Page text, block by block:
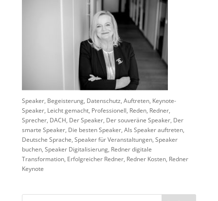
Speaker, Begeisterung, Datenschutz, Auftreten, Keynote-
Speaker, Leicht gemacht, Professionell, Reden, Redner,
Sprecher, DACH, Der Speaker, Der souveräne Speaker, Der
smarte Speaker, Die besten Speaker, Als Speaker auftreten,
Deutsche Sprache, Speaker für Veranstaltungen, Speaker
buchen, Speaker Digitalisierung, Redner digitale
Transformation, Erfolgreicher Redner, Redner Kosten, Redner
Keynote